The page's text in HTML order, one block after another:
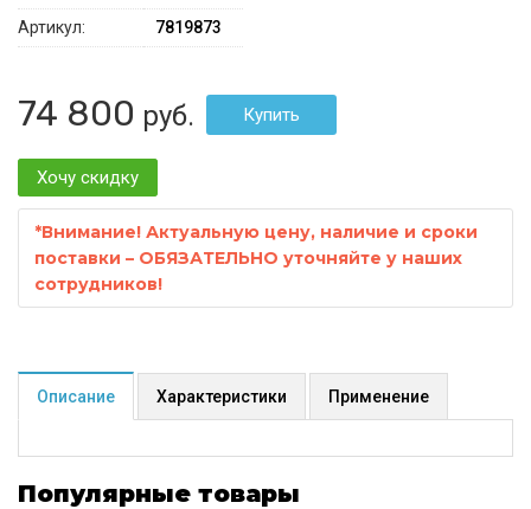
Артикул:
7819873
74 800 руб.
Хочу скидку
*Внимание! Актуальную цену, наличие и сроки
поставки – ОБЯЗАТЕЛЬНО уточняйте у наших
сотрудников!
Описание Характеристики Применение
Популярные товары